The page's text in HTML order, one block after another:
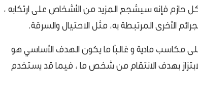
حازم فإنه سيشجع المزيد من الأشخاص على ارتكابه ،
الأخرى المرتبطة به، مثل الاحتيال والسرقة.
على مكاسب مادية و غالبًا ما يكون الهدف الأساسي هو
بهدف الانتقام من شخص ما ، فيما قد يستخدم